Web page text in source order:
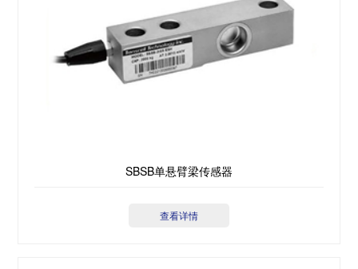
SBSB单悬臂梁传感器
查看详情